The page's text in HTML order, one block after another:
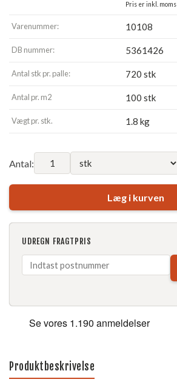
Pris er inkl. moms
Varenummer: 10108
DB nummer: 5361426
Antal stk pr. palle: 720 stk
Antal pr. m2 100 stk
Vægt pr. stk. 1.8 kg
Antal:
Læg i kurven
UDREGN FRAGTPRIS
Produktbeskrivelse